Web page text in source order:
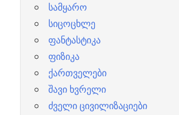
სამყარო
სიცოცხლე
ფანტასტიკა
ფიზიკა
ქართველები
შავი ხვრელი
ძველი ცივილიზაციები